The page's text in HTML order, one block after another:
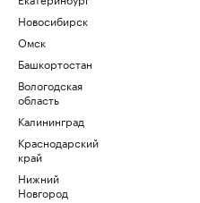
Новосибирск
Омск
Башкортостан
Вологодская
область
Калининград
Краснодарский
край
Нижний
Новгород